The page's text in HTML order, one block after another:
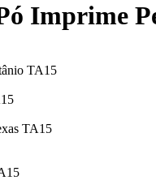
Imprime
TA15
TA15